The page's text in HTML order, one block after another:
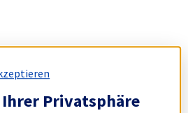
Ihrer Privatsphäre